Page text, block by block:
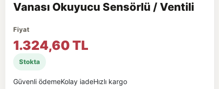
Vanası Okuyucu Sensörlü / Ventili
Fiyat
1.324,60 TL
Stokta
Güvenli ödemeKolay iadeHızlı kargo